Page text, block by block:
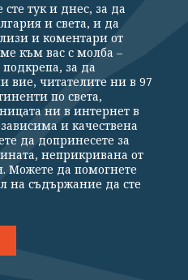
трима"... 80 г.
конференция
тук и днес, за да
и света, и да
и коментари от
към вас с молба –
за да
вие, читателите ни в 97
по света,
ни в интернет в
и качествена
да допринесете за
неприкривана от
Можете да помогнете
на съдържание да сте